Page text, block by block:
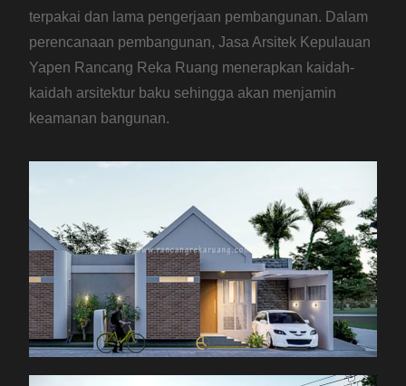
terpakai dan lama pengerjaan pembangunan. Dalam
perencanaan pembangunan, Jasa Arsitek Kepulauan
Yapen Rancang Reka Ruang menerapkan kaidah-
kaidah arsitektur baku sehingga akan menjamin
keamanan bangunan.